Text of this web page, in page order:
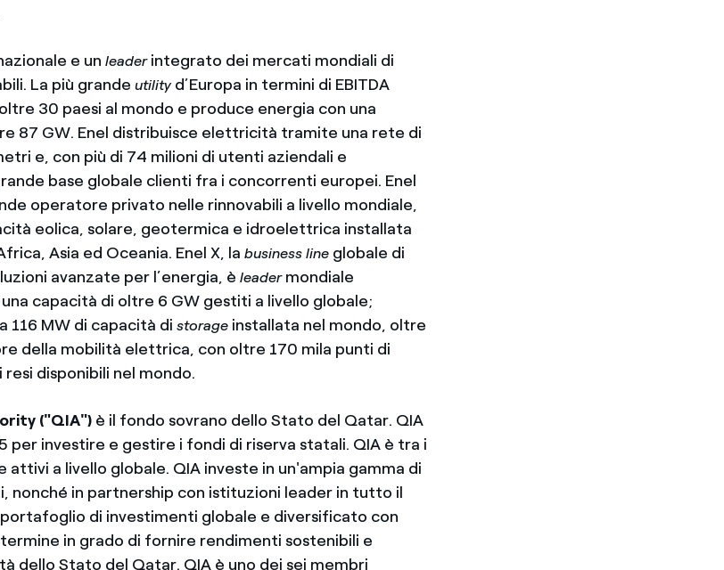
e unleaderintegrato dei mercati mondiali di
La più grandeutilityd’Europa in termini di EBITDA
30 paesi al mondo e produce energia con una
87 GW. Enel distribuisce elettricità tramite una rete di
e, con più di 74 milioni di utenti aziendali e
base globale clienti fra i concorrenti europei. Enel
operatore privato nelle rinnovabili a livello mondiale,
eolica, solare, geotermica e idroelettrica installata
Asia ed Oceania. Enel X, labusiness line globale di
avanzate per l’energia, èleadermondiale
capacità di oltre 6 GW gestiti a livello globale;
116 MW di capacità distorage installata nel mondo, oltre
della mobilità elettrica, con oltre 170 mila punti di
disponibili nel mondo.
("QIA") è il fondo sovrano dello Stato del Qatar. QIA
per investire e gestire i fondi di riserva statali. QIA è tra i
attivi a livello globale. QIA investe in un'ampia gamma di
nonché in partnership con istituzioni leader in tutto il
di investimenti globale e diversificato con
in grado di fornire rendimenti sostenibili e
dello Stato del Qatar. QIA è uno dei sei membri